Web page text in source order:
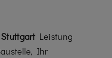
Leistung
Ihr